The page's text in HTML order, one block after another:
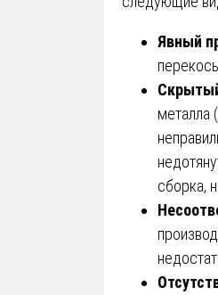
Явный
металла
сборка,